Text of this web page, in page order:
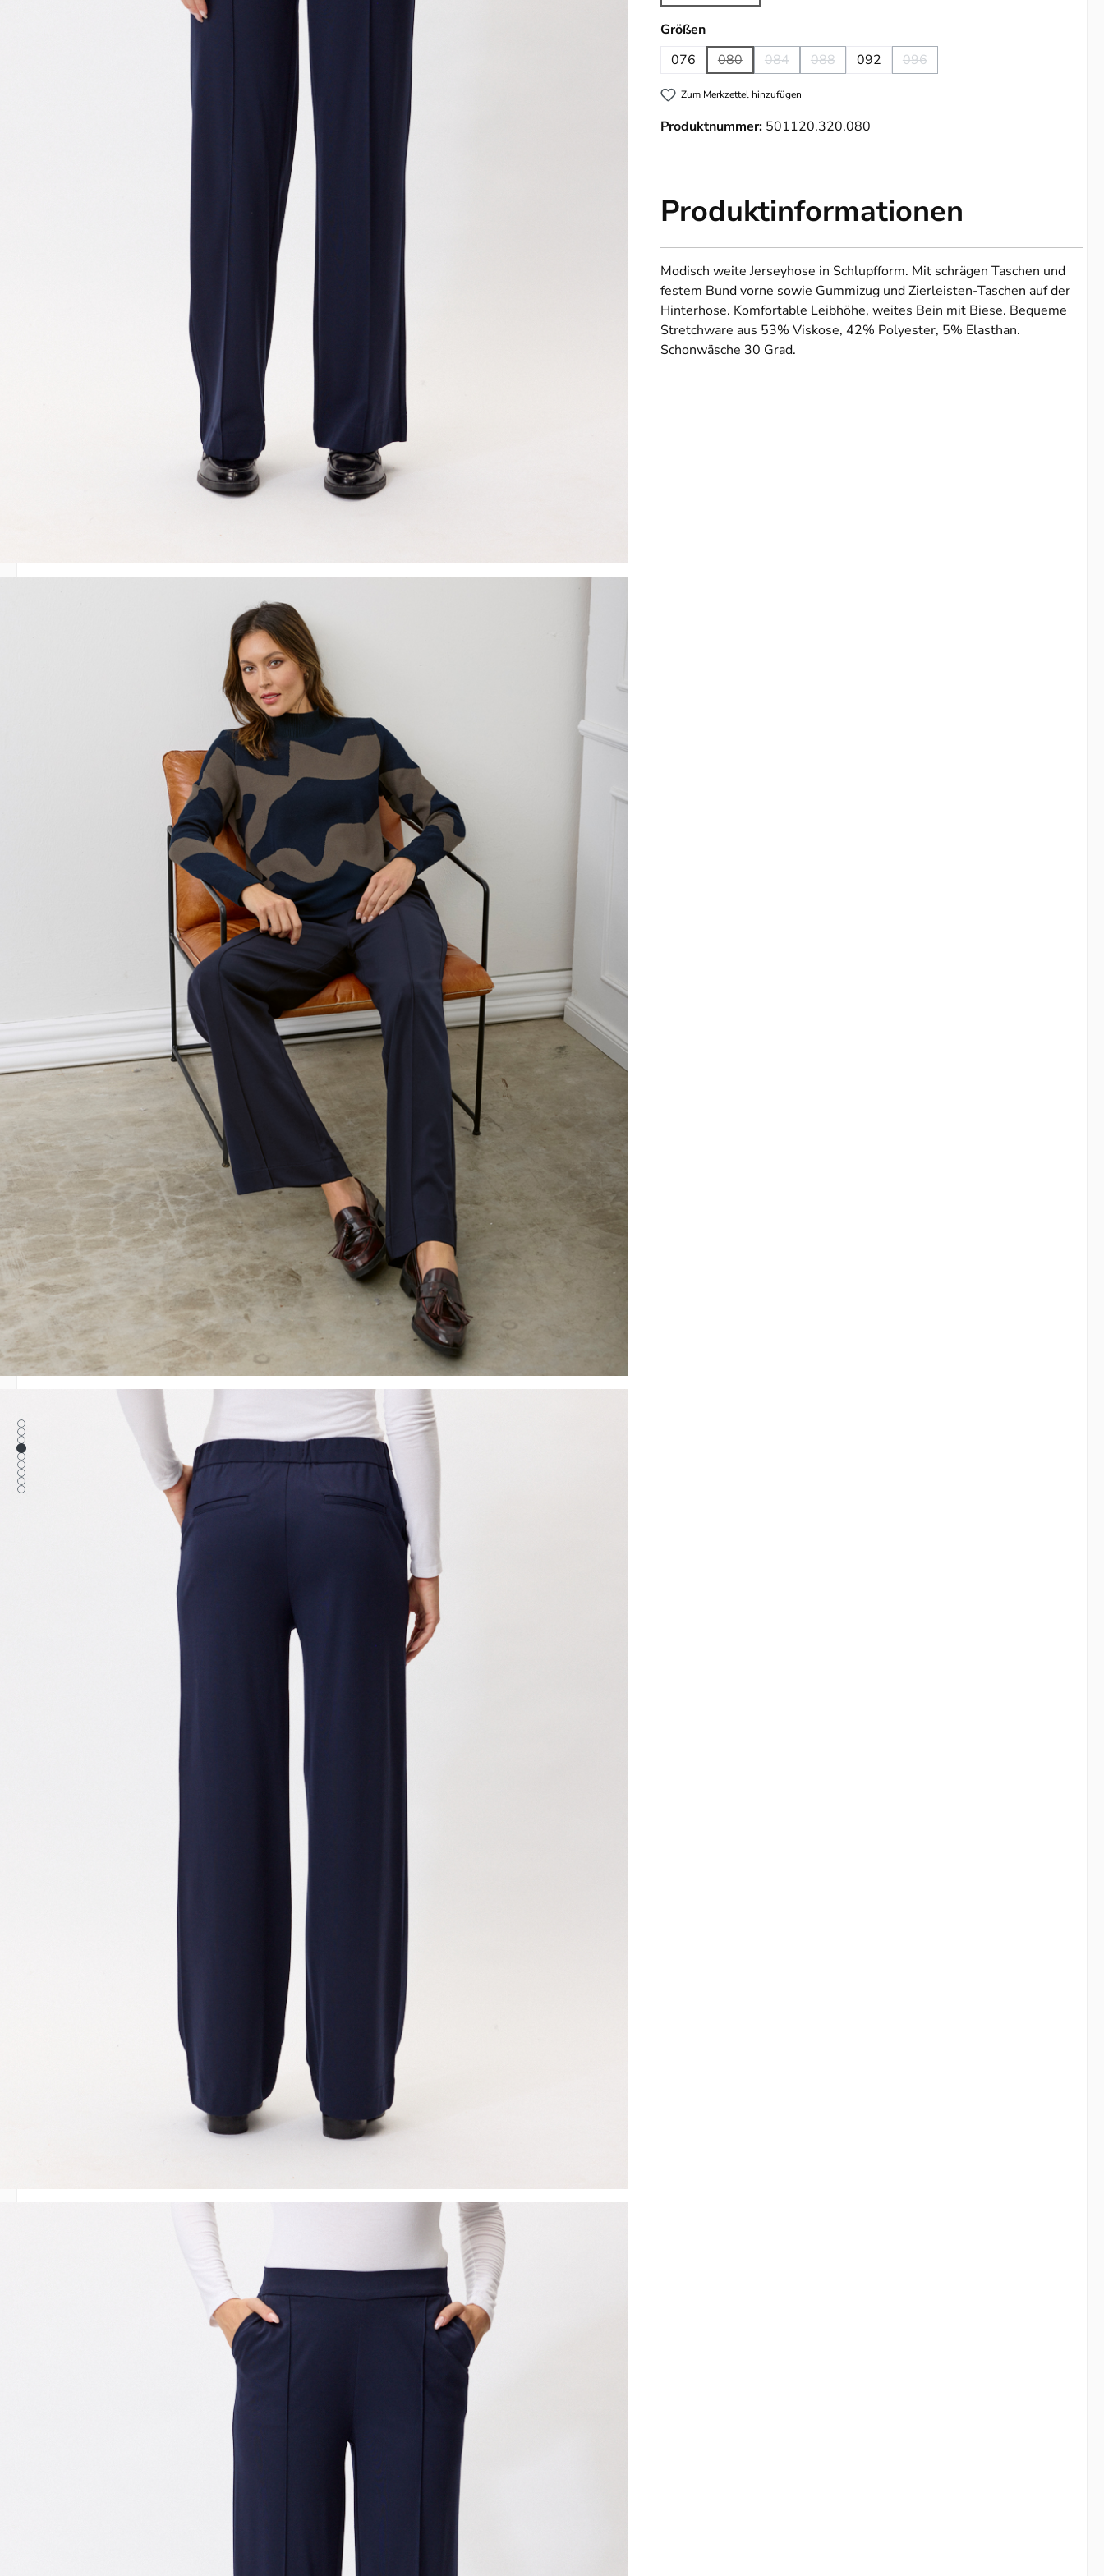
Größenauswählen
076
080(Diese Option ist zurzeit nicht verfügbar.)
084(Diese Option ist zurzeit nicht verfügbar.)
088(Diese Option ist zurzeit nicht verfügbar.)
092 096(Diese Option ist zurzeit nicht
Zum Merkzettel hinzufügen
Produktnummer: 501120.320.080
Produktinformationen
Modisch weite Jerseyhose in Schlupfform. Mit schrägen Taschen und
festem Bund vorne sowie Gummizug und Zierleisten-Taschen auf der
Hinterhose. Komfortable Leibhöhe, weites Bein mit Biese. Bequeme
Stretchware aus 53% Viskose, 42% Polyester, 5% Elasthan.
Schonwäsche 30 Grad.